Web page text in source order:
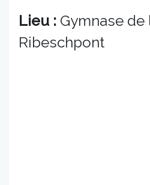
Lieu : Gymnase
Ribeschpont